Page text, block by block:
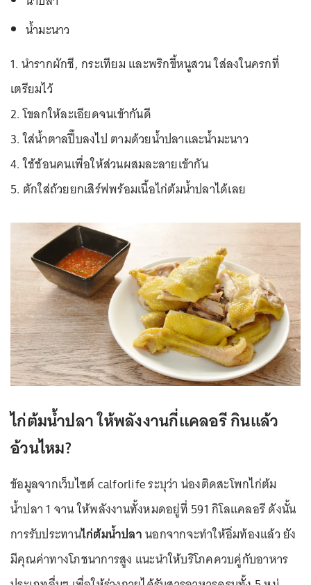
น้ำมะนาว
1. นำรากผักชี, กระเทียม และพริกขี้หนูสวน ใส่ลงในครกที่
เตรียมไว้
2. โขลกให้ละเอียดจนเข้ากันดี
3. ใส่น้ำตาลปี๊บลงไป ตามด้วยน้ำปลาและน้ำมะนาว
4. ใช้ช้อนคนเพื่อให้ส่วนผสมละลายเข้ากัน
5. ตักใส่ถ้วยยกเสิร์ฟพร้อมเนื้อไก่ต้มน้ำปลาได้เลย
ไก่ต้มน้ำปลา ให้พลังงานกี่แคลอรี กินแล้ว
อ้วนไหม?
ข้อมูลจากเว็บไซต์ calforlife ระบุว่า น่องติดสะโพกไก่ต้ม
น้ำปลา 1 จาน ให้พลังงานทั้งหมดอยู่ที่ 591 กิโลแคลอรี ดังนั้น
การรับประทานไก่ต้มน้ำปลานอกจากจะทำให้อิ่มท้องแล้ว ยัง
มีคุณค่าทางโภชนาการสูง แนะนำให้บริโภคควบคู่กับอาหาร